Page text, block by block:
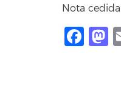
Nota cedida